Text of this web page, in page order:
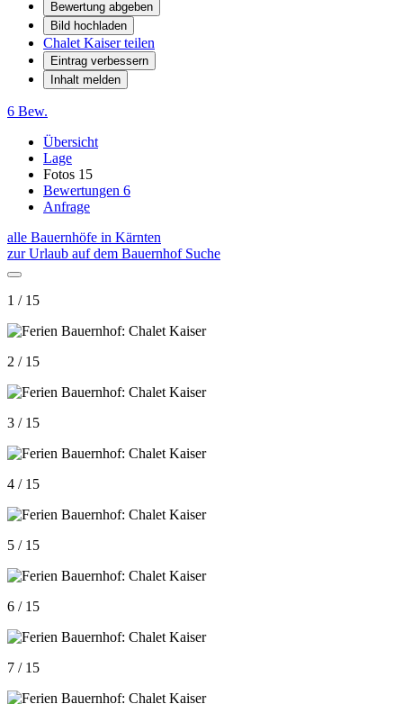
Bewertung abgeben
Bild hochladen
Chalet Kaiser teilen
Eintrag verbessern
Inhalt melden
6 Bew.
Übersicht
Lage
Fotos 15
Bewertungen 6
Anfrage
alle Bauernhöfe in Kärnten
zur Urlaub auf dem Bauernhof Suche
1 / 15
2 / 15
3 / 15
4 / 15
5 / 15
6 / 15
7 / 15